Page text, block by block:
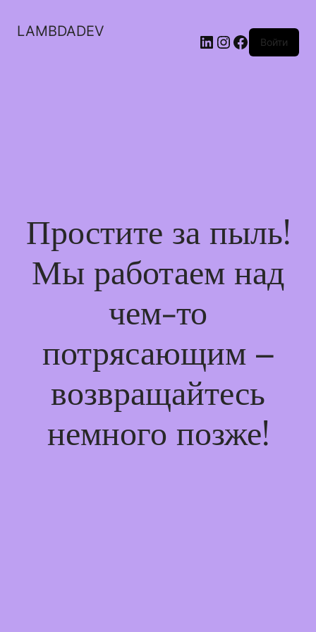
LAMBDADEV LinkedIn
Instagram
Facebook
Войти
Простите за пыль!
Мы работаем над
чем-то
потрясающим –
возвращайтесь
немного позже!